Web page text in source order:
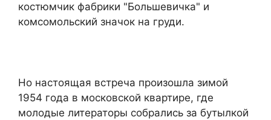
костюмчик фабрики "Большевичка" и
комсомольский значок на груди.
Но настоящая встреча произошла зимой
1954 года в московской квартире, где
молодые литераторы собрались за бутылкой